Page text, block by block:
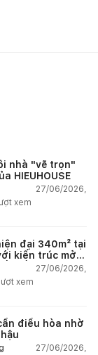
nhà "vẽ trọn"
HIEUHOUSE
27/06/2026,
lượt xem
đại 340m² tại
kiến trúc mở
nối thiên27/06/2026,
lượt xem
điều hòa nhờ
27/06/2026,